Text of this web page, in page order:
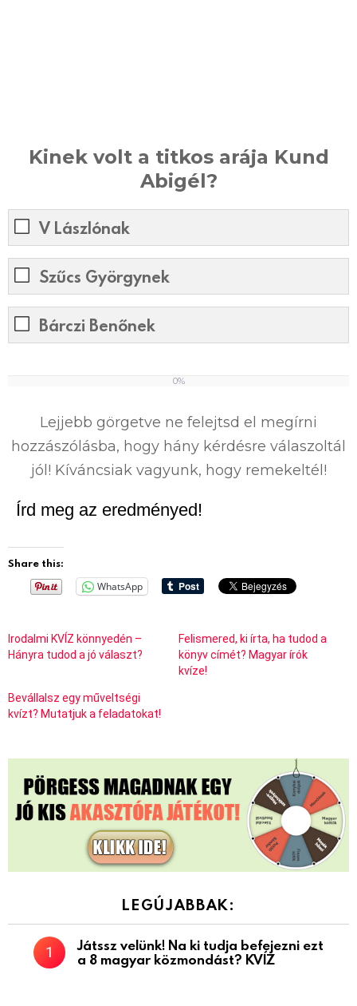
Kinek volt a titkos arája Kund
Abigél?
V Lászlónak
Szűcs Györgynek
Bárczi Benőnek
0%
Lejjebb görgetve ne felejtsd el megírni
hozzászólásba, hogy hány kérdésre válaszoltál
jól! Kíváncsiak vagyunk, hogy remekeltél!
Írd meg az eredményed!
Share this:
WhatsApp
Irodalmi KVÍZ könnyedén –
Hányra tudod a jó választ?
Felismered, ki írta, ha tudod a
könyv címét? Magyar írók
kvíze!
Bevállalsz egy műveltségi
kvízt? Mutatjuk a feladatokat!
LEGÚJABBAK:
Játssz velünk! Na ki tudja befejezni ezt
a 8 magyar közmondást? KVÍZ